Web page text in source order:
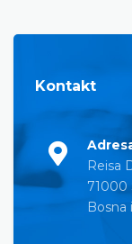
Kontakt
Reisa
71000
Bosna